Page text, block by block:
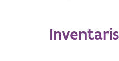
Inventaris